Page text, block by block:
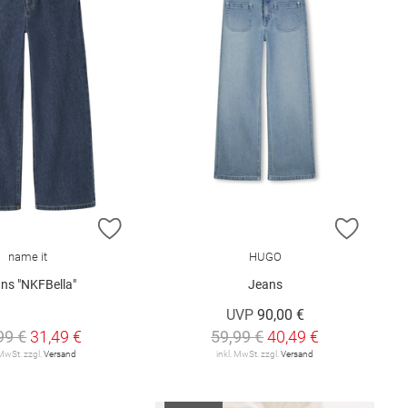
HINZUFÜGEN
name it
"NKFBella"
€ 31,49 €
zzgl.Versand
ZUR
HUGO
Jeans
UVP 90,00 €
59,99 €40,49 €
inkl. MwSt. zzgl.Versand